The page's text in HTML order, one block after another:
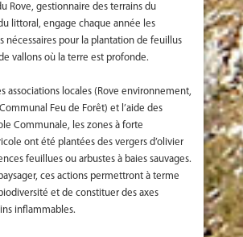
Rove, gestionnaire des terrains du
littoral, engage chaque année les
nécessaires pour la plantation de feuillus
vallons où la terre est profonde.
associations locales (Rove environnement,
Feu de Forêt) et l’aide des
Communale, les zones à forte
ont été plantées des vergers d’olivier
feuillues ou arbustes à baies sauvages.
ces actions permettront à terme
et de constituer des axes
inflammables.